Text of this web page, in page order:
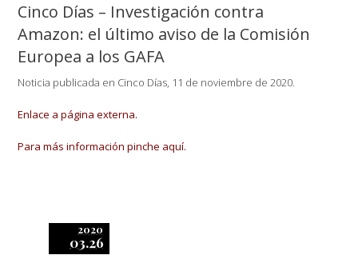
Cinco Días – Investigación contra
Amazon: el último aviso de la Comisión
Europea a los GAFA
Noticia publicada en Cinco Días, 11 de noviembre de 2020.
Enlace a página externa.
Para más información pinche aquí.
2020
03.26